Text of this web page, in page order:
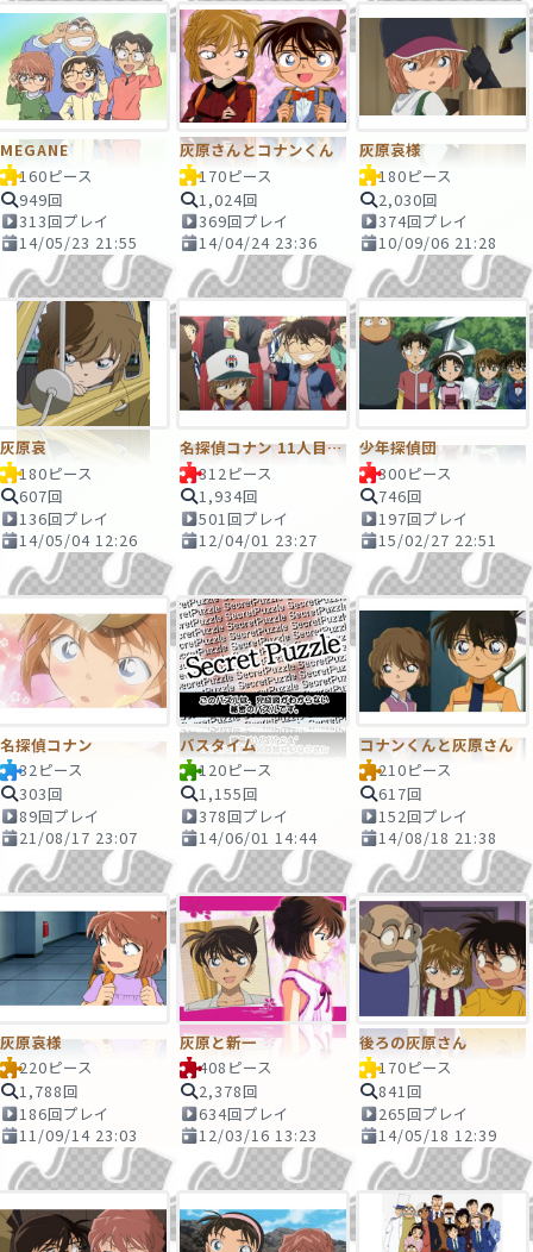
MEGANE
160ピース
949回
313回プレイ
14/05/23 21:55
灰原さんとコナンくん
170ピース
1,024回
369回プレイ
14/04/24 23:36
灰原哀様
180ピース
2,030回
374回プレイ
10/09/06 21:28
灰原哀
180ピース
607回
136回プレイ
14/05/04 12:26
名探偵コナン 11人目のストライカー
312ピース
1,934回
501回プレイ
12/04/01 23:27
少年探偵団
300ピース
746回
197回プレイ
15/02/27 22:51
名探偵コナン
32ピース
303回
89回プレイ
21/08/17 23:07
バスタイム
120ピース
1,155回
378回プレイ
14/06/01 14:44
コナンくんと灰原さん
210ピース
617回
152回プレイ
14/08/18 21:38
灰原哀様
220ピース
1,788回
186回プレイ
11/09/14 23:03
灰原と新一
408ピース
2,378回
634回プレイ
12/03/16 13:23
後ろの灰原さん
170ピース
841回
265回プレイ
14/05/18 12:39